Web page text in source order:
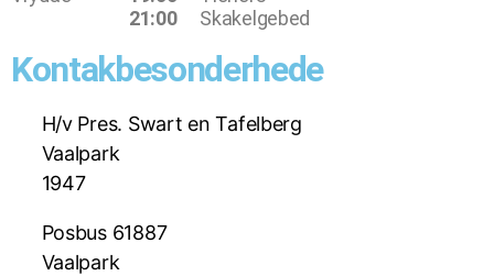
21:00
Skakelgebed
Kontakbesonderhede
H/v Pres. Swart en Tafelberg
Vaalpark
1947
Posbus 61887
Vaalpark